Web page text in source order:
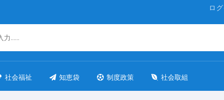
ロ
社会福祉 知恵袋 制度政策 社会取組